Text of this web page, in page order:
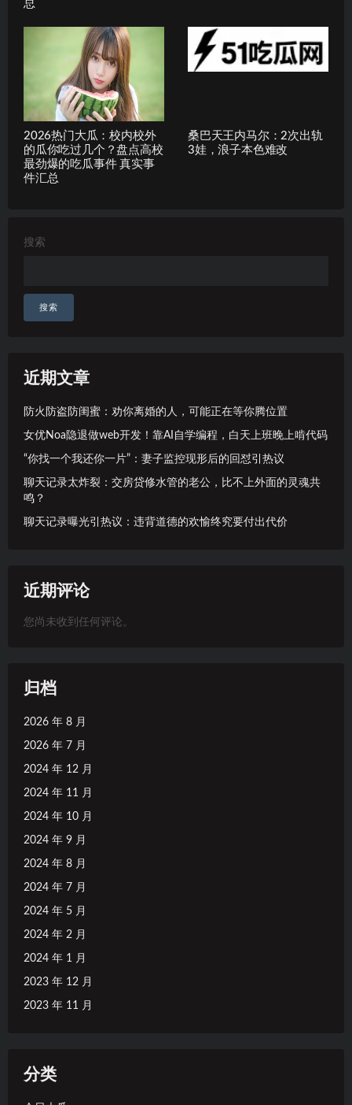
总
2026热门大瓜：校内校外
的瓜你吃过几个？盘点高校
最劲爆的吃瓜事件 真实事
件汇总
桑巴天王内马尔：2次出轨
3娃，浪子本色难改
搜索
搜索
近期文章
防火防盗防闺蜜：劝你离婚的人，可能正在等你腾位置
女优Noa隐退做web开发！靠AI自学编程，白天上班晚上啃代码
“你找一个我还你一片”：妻子监控现形后的回怼引热议
聊天记录太炸裂：交房贷修水管的老公，比不上外面的灵魂共
鸣？
聊天记录曝光引热议：违背道德的欢愉终究要付出代价
近期评论
您尚未收到任何评论。
归档
2026 年 8 月
2026 年 7 月
2024 年 12 月
2024 年 11 月
2024 年 10 月
2024 年 9 月
2024 年 8 月
2024 年 7 月
2024 年 5 月
2024 年 2 月
2024 年 1 月
2023 年 12 月
2023 年 11 月
分类